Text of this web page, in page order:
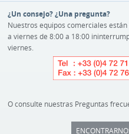
¿Un consejo? ¿Una pregunta?
Nuestros equipos comerciales
a viernes de 8:00 a 18:00
viernes.
O consulte nuestras Preguntas